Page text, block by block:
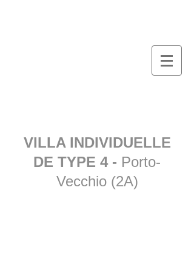
VILLA INDIVIDUELLE
DE TYPE 4 - Porto-
Vecchio (2A)